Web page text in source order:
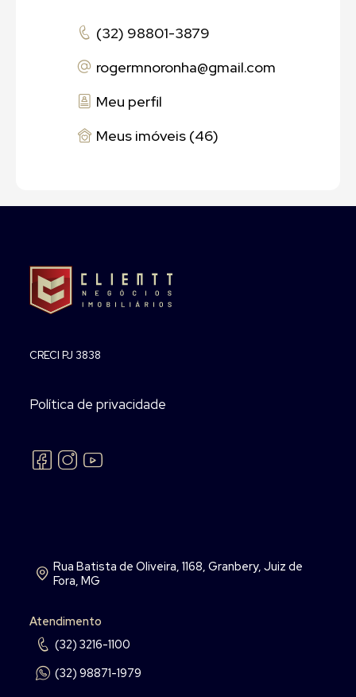
(32) 98801-3879
rogermnoronha@gmail.com
Meu perfil
Meus imóveis (46)
CRECI PJ 3838
Política de privacidade
Rua Batista de Oliveira, 1168, Granbery, Juiz de
Fora, MG
Atendimento
(32) 3216-1100
(32) 98871-1979